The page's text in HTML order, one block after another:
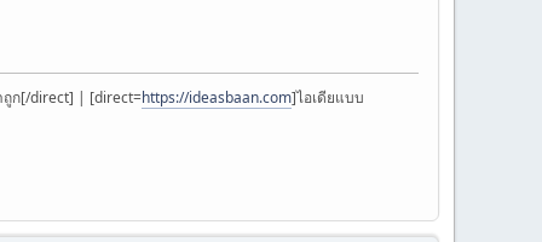
ถูก[/direct] | [direct=https://ideasbaan.com]ไอเดียแบบ